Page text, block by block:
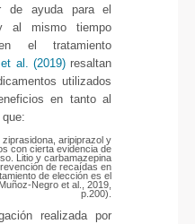
de ayuda para el
al mismo tiempo
el tratamiento
al. (2019) resaltan
utilizados
en tanto al
aripiprazol y
con cierta evidencia de
Litio y carbamazepina
de recaídas en
de elección es el
Negro et al., 2019,
p.200).
realizada por